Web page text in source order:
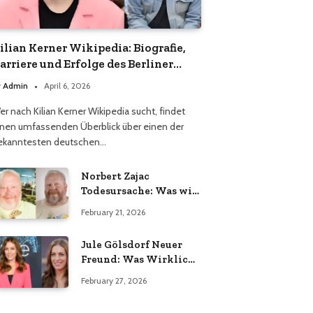
Kerner Wikipedia: Biografie,
und Erfolge des Berliner
Admin April 6, 2026
nach Kilian Kerner Wikipedia sucht, findet
umfassenden Überblick über einen der
deutschen…
Norbert Zajac
Todesursache: Was wir
February 21, 2026
Jule Gölsdorf Neuer
Freund: Was Wirklich
February 27, 2026